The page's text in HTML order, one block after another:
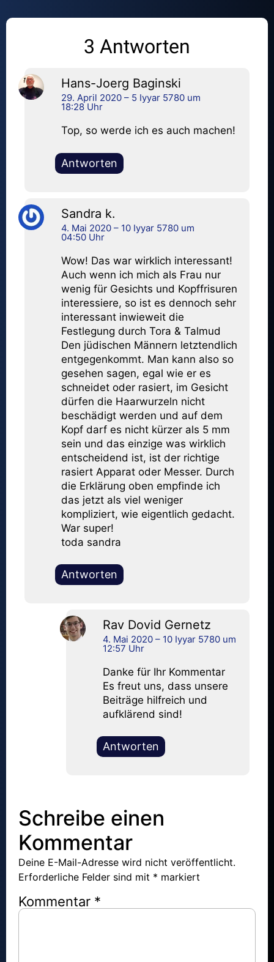
3 Antworten
Hans-Joerg Baginski
29. April 2020 – 5 Iyyar 5780 um
18:28 Uhr
Top, so werde ich es auch machen!
Antworten
Sandra k.
4. Mai 2020 – 10 Iyyar 5780 um
04:50 Uhr
Wow! Das war wirklich interessant!
Auch wenn ich mich als Frau nur
wenig für Gesichts und Kopffrisuren
interessiere, so ist es dennoch sehr
interessant inwieweit die
Festlegung durch Tora & Talmud
Den jüdischen Männern letztendlich
entgegenkommt. Man kann also so
gesehen sagen, egal wie er es
schneidet oder rasiert, im Gesicht
dürfen die Haarwurzeln nicht
beschädigt werden und auf dem
Kopf darf es nicht kürzer als 5 mm
sein und das einzige was wirklich
entscheidend ist, ist der richtige
rasiert Apparat oder Messer. Durch
die Erklärung oben empfinde ich
das jetzt als viel weniger
kompliziert, wie eigentlich gedacht.
War super!
toda sandra
Antworten
Rav Dovid Gernetz
4. Mai 2020 – 10 Iyyar 5780 um
12:57 Uhr
Danke für Ihr Kommentar
Es freut uns, dass unsere
Beiträge hilfreich und
aufklärend sind!
Antworten
Schreibe einen
Kommentar
Deine E-Mail-Adresse wird nicht veröffentlicht.
Erforderliche Felder sind mit * markiert
Kommentar *